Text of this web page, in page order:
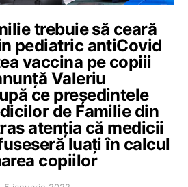
trebuie să ceară
pediatric antiCovid
vaccina pe copiii
Valeriu
ce președintele
de Familie din
atenția că medicii
luați în calcul
copiilor